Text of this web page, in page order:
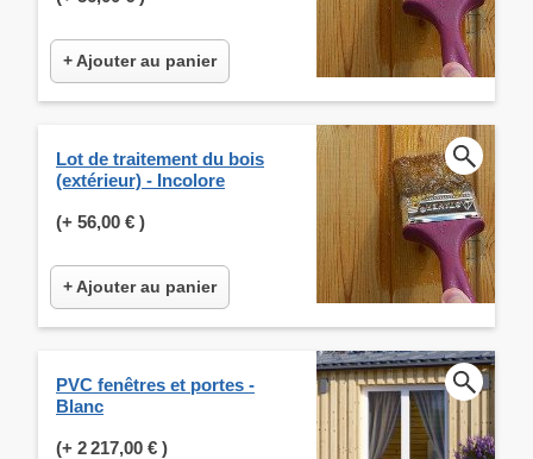
+ Ajouter au panier
Lot de traitement du bois
(extérieur) - Incolore
(+ 56,00 € )
+ Ajouter au panier
PVC fenêtres et portes -
Blanc
(+ 2 217,00 € )